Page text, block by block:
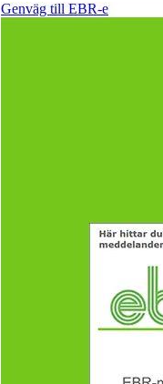
Genväg till EBR-e